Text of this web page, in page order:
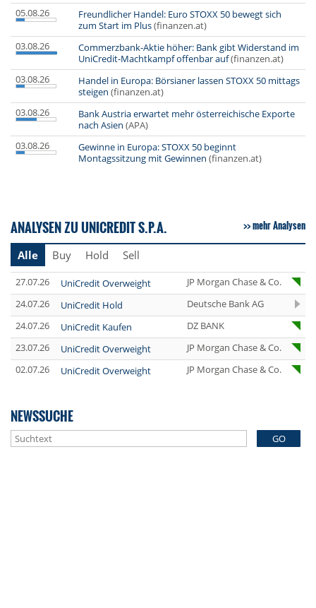
05.08.26
Freundlicher Handel: Euro STOXX 50 bewegt sich
zum Start im Plus(finanzen.at)
03.08.26
Commerzbank-Aktie höher: Bank gibt Widerstand im
UniCredit-Machtkampf offenbar auf(finanzen.at)
03.08.26
Handel in Europa: Börsianer lassen STOXX 50 mittags
steigen (finanzen.at)
03.08.26
Bank Austria erwartet mehr österreichische Exporte
nach Asien (APA)
03.08.26
Gewinne in Europa: STOXX 50 beginnt
Montagssitzung mit Gewinnen (finanzen.at)
ANALYSEN ZU UNICREDIT S.P.A. mehr Analysen
Alle Buy Hold Sell
27.07.26 UniCredit Overweight
JP Morgan Chase & Co.
24.07.26
UniCredit Hold
Deutsche Bank AG
24.07.26
UniCredit Kaufen
DZ BANK
23.07.26
UniCredit Overweight
JP Morgan Chase & Co.
02.07.26
UniCredit Overweight JP Morgan Chase & Co.
NEWSSUCHE
GO